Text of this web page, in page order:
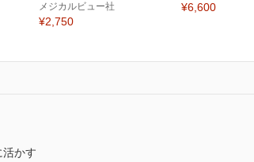
メジカルビュー社
¥2,750
¥6,600
かす